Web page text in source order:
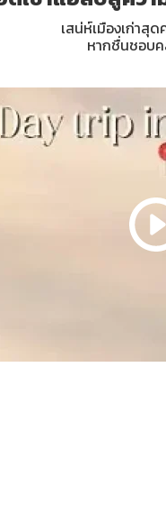
เสน่ห์เมืองเก่าสุ
หากชื่นชอบ